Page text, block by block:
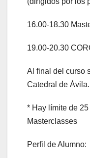
16.00-18.30
19.00-20.30
Al final del curso
Catedral de Ávila.
* Hay límite de
Masterclasses
Perfil de Alumno: